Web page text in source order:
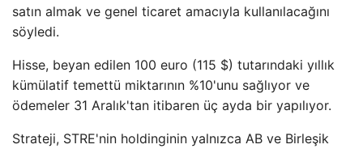
satın almak ve genel ticaret amacıyla kullanılacağını
söyledi.
Hisse, beyan edilen 100 euro (115 $) tutarındaki yıllık
kümülatif temettü miktarının %10'unu sağlıyor ve
ödemeler 31 Aralık'tan itibaren üç ayda bir yapılıyor.
Strateji, STRE'nin holdinginin yalnızca AB ve Birleşik